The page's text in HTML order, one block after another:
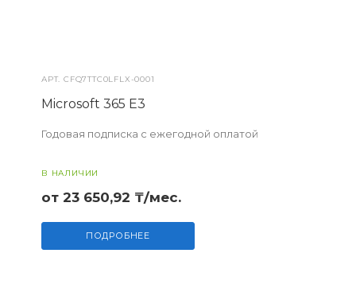
АРТ.CFQ7TTC0LFLX-0001
Microsoft 365 E3
Годовая подписка с ежегодной оплатой
В НАЛИЧИИ
от 23 650,92 ₸/мес.
ПОДРОБНЕЕ